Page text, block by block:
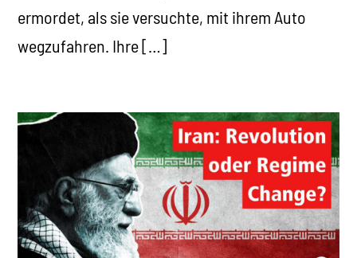
ermordet, als sie versuchte, mit ihrem Auto
wegzufahren. Ihre […]